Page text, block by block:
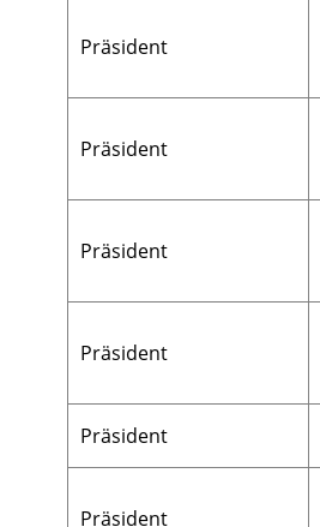
Präsident
Präsident
Präsident
Präsident
Präsident
Präsident